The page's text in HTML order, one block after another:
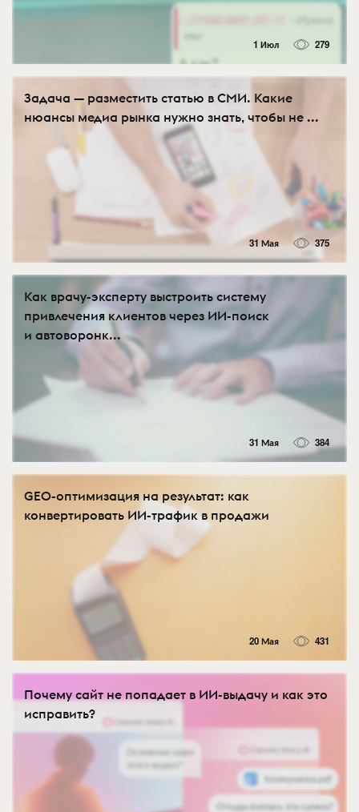
1 Июл 279
Задача — разместить статью в СМИ. Какие
нюансы медиа рынка нужно знать, чтобы не ...
31 Мая 375
Как врачу-эксперту выстроить систему
привлечения клиентов через ИИ-поиск
и автоворонк...
31 Мая 384
GEO-оптимизация на результат: как
конвертировать ИИ-трафик в продажи
20 Мая 431
Почему сайт не попадает в ИИ-выдачу и как это
исправить?